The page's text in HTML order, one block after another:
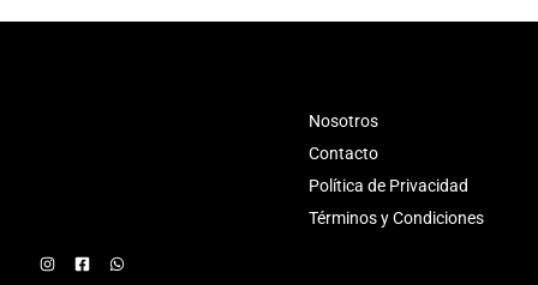
Nosotros
Contacto
Política de Privacidad
Términos y Condiciones